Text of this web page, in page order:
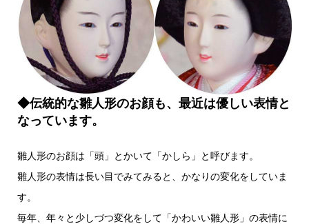
◆伝統的な雛人形のお顔も、最近は優しい表情と
なっています。
雛人形のお顔は「頭」とかいて「かしら」と呼びます。
雛人形の表情は長い目でみてみると、かなりの変化をしていま
す。
毎年、年々と少しづつ変化をして「かわいい雛人形」の表情に